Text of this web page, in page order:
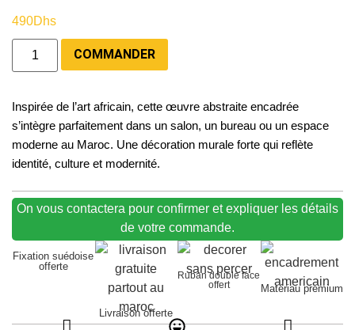
490Dhs
COMMANDER
Inspirée de l’art africain, cette œuvre abstraite encadrée
s’intègre parfaitement dans un salon, un bureau ou un espace
moderne au Maroc. Une décoration murale forte qui reflète
identité, culture et modernité.
On vous contactera pour confirmer et expliquer les détails
de votre commande.
Fixation suédoise
offerte
Livraison offerte
Ruban double face
offert
Matériau premium